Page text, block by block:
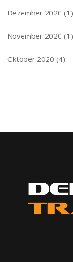
Dezember 2020 (1)
November 2020 (1)
Oktober 2020 (4)